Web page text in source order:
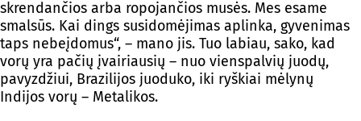
skrendančios arba ropojančios musės. Mes esame
smalsūs. Kai dings susidomėjimas aplinka, gyvenimas
taps nebeįdomus“, – mano jis. Tuo labiau, sako, kad
vorų yra pačių įvairiausių – nuo vienspalvių juodų,
pavyzdžiui, Brazilijos juoduko, iki ryškiai mėlynų
Indijos vorų – Metalikos.